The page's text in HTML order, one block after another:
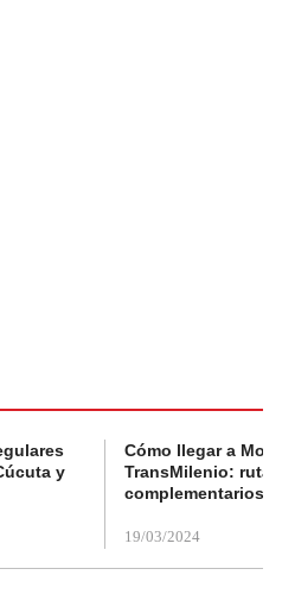
y
Cómo llegar a
TransMilenio:
complementarios
19/03/2024